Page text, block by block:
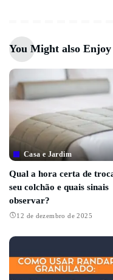
You Might also Enjoy
Casa e Jardim
Qual a hora certa de
seu colchão e quais sinais
observar?
12 de dezembro de 2025